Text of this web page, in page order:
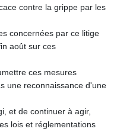
contre la grippe par les
concernées par ce litige
août sur ces
ces mesures
une reconnaissance d'une
et de continuer à agir,
lois et réglementations